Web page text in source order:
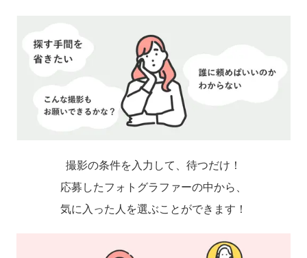
撮影の条件を入力して、待つだけ！
応募したフォトグラファーの中から、
気に入った人を選ぶことができます！